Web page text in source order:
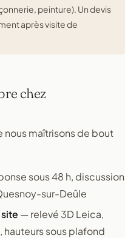
peinture). Un devis
après visite de
chez
nous maîtrisons de bout
sous 48 h, discussion
sur-Deûle
— relevé 3D Leica,
sous plafond